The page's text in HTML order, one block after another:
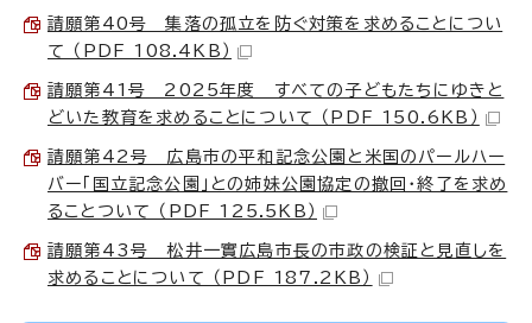
請願第40号 集落の孤立を防ぐ対策を求めることについ
て （PDF 108.4KB）
請願第41号 2025年度 すべての子どもたちにゆきと
どいた教育を求めることについて （PDF 150.6KB）
請願第42号 広島市の平和記念公園と米国のパールハー
バー「国立記念公園」との姉妹公園協定の撤回・終了を求め
ることついて （PDF 125.5KB）
請願第43号 松井一實広島市長の市政の検証と見直しを
求めることについて （PDF 187.2KB）